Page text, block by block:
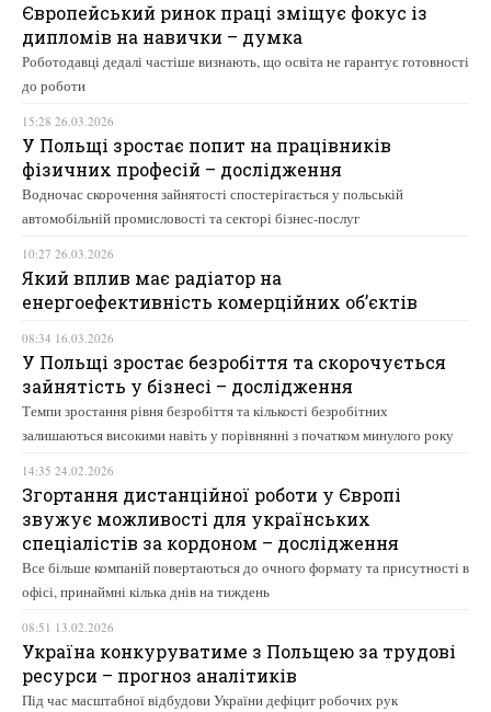
Європейський ринок праці зміщує фокус із
дипломів на навички – думка
Роботодавці дедалі частіше визнають, що освіта не гарантує готовності
до роботи
15:28 26.03.2026
У Польщі зростає попит на працівників
фізичних професій – дослідження
Водночас скорочення зайнятості спостерігається у польській
автомобільній промисловості та секторі бізнес-послуг
10:27 26.03.2026
Який вплив має радіатор на
енергоефективність комерційних об’єктів
08:34 16.03.2026
У Польщі зростає безробіття та скорочується
зайнятість у бізнесі – дослідження
Темпи зростання рівня безробіття та кількості безробітних
залишаються високими навіть у порівнянні з початком минулого року
14:35 24.02.2026
Згортання дистанційної роботи у Європі
звужує можливості для українських
спеціалістів за кордоном – дослідження
Все більше компаній повертаються до очного формату та присутності в
офісі, принаймні кілька днів на тиждень
08:51 13.02.2026
Україна конкуруватиме з Польщею за трудові
ресурси – прогноз аналітиків
Під час масштабної відбудови України дефіцит робочих рук